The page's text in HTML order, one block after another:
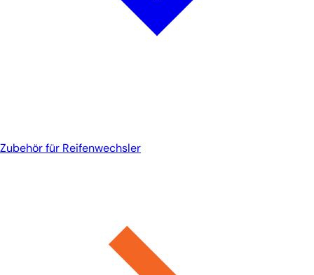
Zubehör für Reifenwechsler